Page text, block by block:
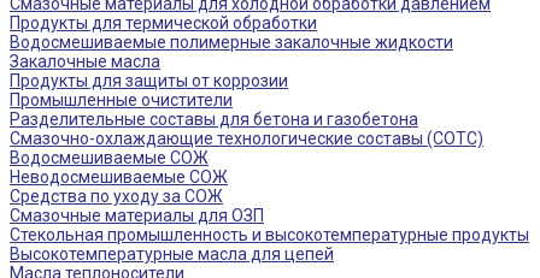
Продукты для термической обработки
Водосмешиваемые полимерные закалочные жидкости
Закалочные масла
Продукты для защиты от коррозии
Промышленные очистители
Разделительные составы для бетона и газобетона
Смазочно-охлаждающие технологические составы (СОТС)
Водосмешиваемые СОЖ
Неводосмешиваемые СОЖ
Средства по уходу за СОЖ
Смазочные материалы для ОЗП
Стекольная промышленность и высокотемпературные продукты
Высокотемпературные масла для цепей
Масла теплоносители